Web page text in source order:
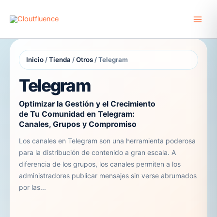
Inicio /Tienda /Otros / Telegram
Telegram
Optimizar la Gestión y el Crecimiento
de Tu Comunidad en Telegram:
Canales, Grupos y Compromiso
Los canales en Telegram son una herramienta poderosa
para la distribución de contenido a gran escala. A
diferencia de los grupos, los canales permiten a los
administradores publicar mensajes sin verse abrumados
por las...